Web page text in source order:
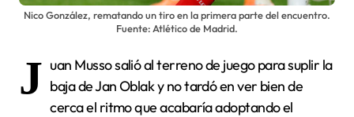
Nico González, rematando un tiro en la primera parte del encuentro.
Fuente: Atlético de Madrid.
J uan Musso salió al terreno de juego para suplir la
baja de Jan Oblak y no tardó en ver bien de
cerca el ritmo que acabaría adoptando el